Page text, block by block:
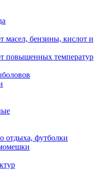
масел, бензины, кислот и
повышенных температур
отдыха, футболки